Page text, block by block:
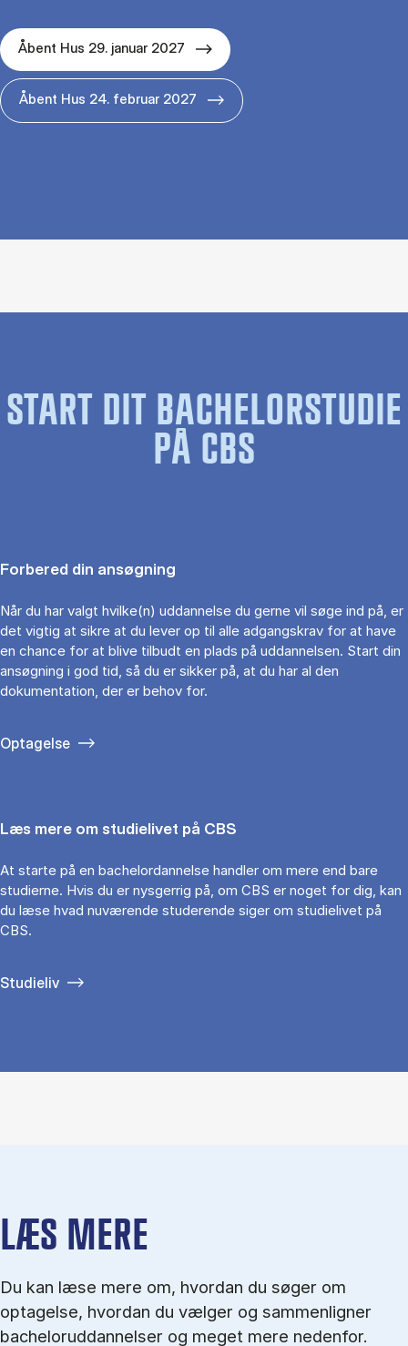
Åbent Hus 29. januar 2027
Åbent Hus 24. februar 2027
START DIT BACHELORSTUDIE
PÅ CBS
Forbered din ansøgning
Når du har valgt hvilke(n) uddannelse du gerne vil søge ind på, er
det vigtig at sikre at du lever op til alle adgangskrav for at have
en chance for at blive tilbudt en plads på uddannelsen. Start din
ansøgning i god tid, så du er sikker på, at du har al den
dokumentation, der er behov for.
Optagelse
Læs mere om studielivet på CBS
At starte på en bachelordannelse handler om mere end bare
studierne. Hvis du er nysgerrig på, om CBS er noget for dig, kan
du læse hvad nuværende studerende siger om studielivet på
CBS.
Studieliv
LÆS MERE
Du kan læse mere om, hvordan du søger om
optagelse, hvordan du vælger og sammenligner
bacheloruddannelser og meget mere nedenfor.